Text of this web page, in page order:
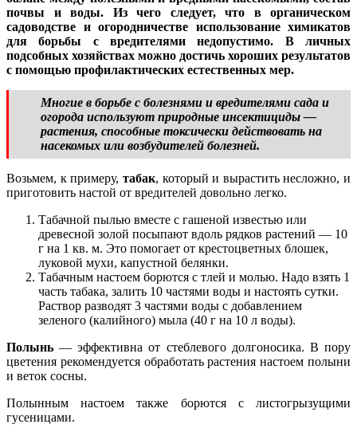
почвы и воды. Из чего следует, что в органическом
садоводстве и огородничестве использование химикатов
для борьбы с вредителями недопустимо. В личных
подсобных хозяйствах можно достичь хороших результатов
с помощью профилактических естественных мер.
Многие в борьбе с болезнями и вредителями сада и
огорода используют природные инсектициды —
растения, способные токсически действовать на
насекомых или возбудителей болезней.
Возьмем, к примеру, табак, который и вырастить несложно, и
приготовить настой от вредителей довольно легко.
Табачной пылью вместе с гашеной известью или
древесной золой посыпают вдоль рядков растений — 10
г на 1 кв. м. Это помогает от крестоцветных блошек,
луковой мухи, капустной белянки.
Табачным настоем борются с тлей и молью. Надо взять 1
часть табака, залить 10 частями воды и настоять сутки.
Раствор разводят 3 частями воды с добавлением
зеленого (калийного) мыла (40 г на 10 л воды).
Полынь— эффективна от стеблевого долгоносика. В пору
цветения рекомендуется обработать растения настоем полыни
и веток сосны.
Полынным настоем также борются с листогрызущими
гусеницами.